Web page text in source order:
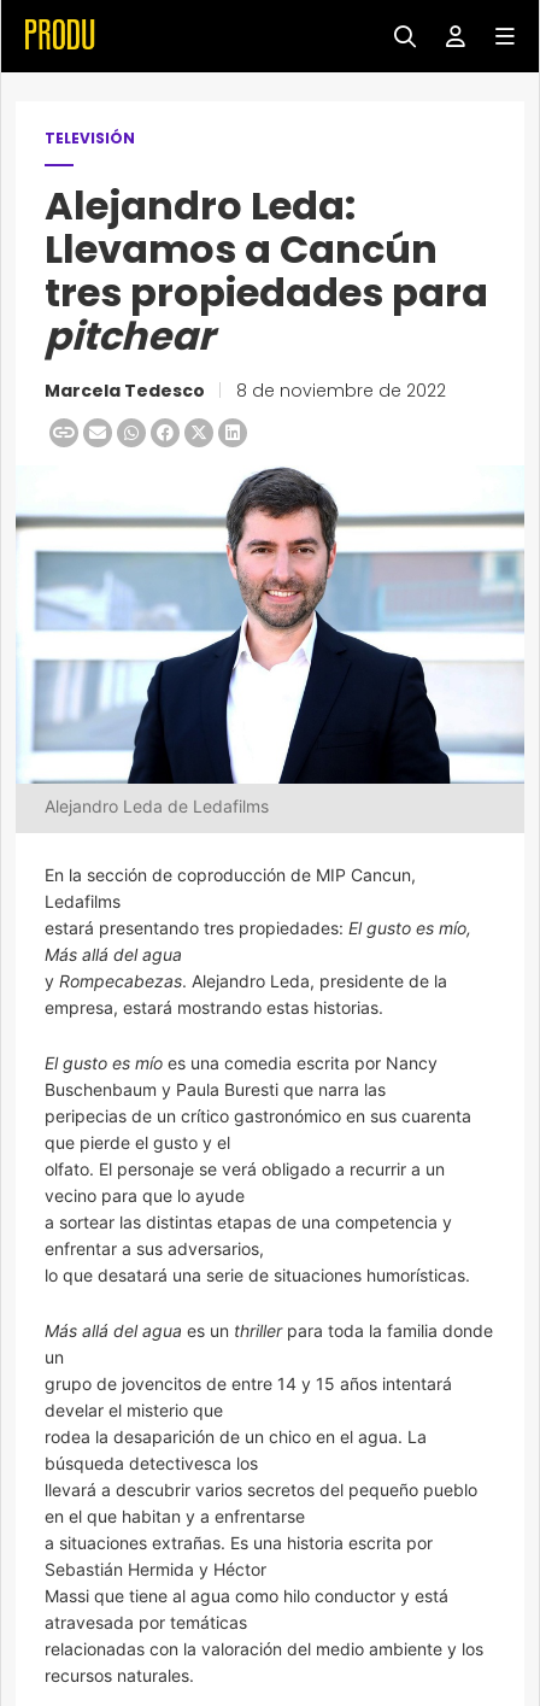
TELEVISIÓN
Alejandro Leda:
Llevamos a Cancún
tres propiedades para
pitchear
Marcela Tedesco 8 de noviembre de 2022
Alejandro Leda de Ledafilms
En la sección de coproducción de MIP Cancun,
Ledafilms
estará presentando tres propiedades: El gusto es mío,
Más allá del agua
y Rompecabezas. Alejandro Leda, presidente de la
empresa, estará mostrando estas historias.
El gusto es mío es una comedia escrita por Nancy
Buschenbaum y Paula Buresti que narra las
peripecias de un crítico gastronómico en sus cuarenta
que pierde el gusto y el
olfato. El personaje se verá obligado a recurrir a un
vecino para que lo ayude
a sortear las distintas etapas de una competencia y
enfrentar a sus adversarios,
lo que desatará una serie de situaciones humorísticas.
Más allá del agua es un thrillerpara toda la familia donde
un
grupo de jovencitos de entre 14 y 15 años intentará
develar el misterio que
rodea la desaparición de un chico en el agua. La
búsqueda detectivesca los
llevará a descubrir varios secretos del pequeño pueblo
en el que habitan y a enfrentarse
a situaciones extrañas. Es una historia escrita por
Sebastián Hermida y Héctor
Massi que tiene al agua como hilo conductor y está
atravesada por temáticas
relacionadas con la valoración del medio ambiente y los
recursos naturales.